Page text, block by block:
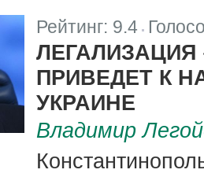
Рейтинг: 9.4
ЛЕГАЛИЗАЦИЯ
ПРИВЕДЕТ К
УКРАИНЕ
Владимир